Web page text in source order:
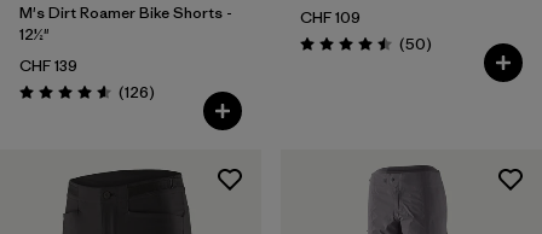
M's Dirt Roamer Bike Shorts -
12½"
CHF 139
Bewertung: 4.6 / 5
(126Rezensionen
)
CHF 109
Bewertung: 4.5 / 5
(50Rezensionen
)